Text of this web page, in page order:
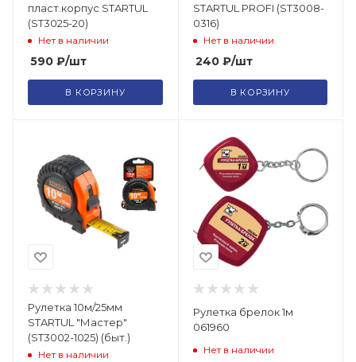
пласт.корпус STARTUL
(ST3025-20)
Нет в наличии
590 ₽/шт
В КОРЗИНУ
STARTUL PROFI (ST3008-
0316)
Нет в наличии
240₽/шт
В КОРЗИНУ
Рулетка 10м/25мм
STARTUL "Мастер"
(ST3002-1025) (быт.)
Нет в наличии
Рулетка брелок 1м
061960
Нет в наличии